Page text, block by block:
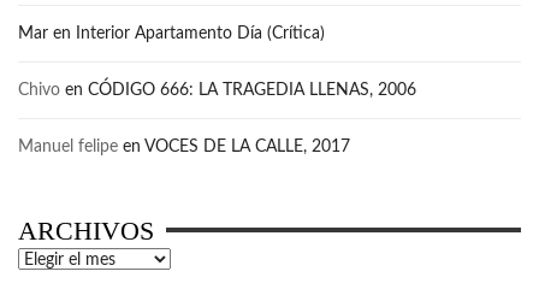
Mar en Interior Apartamento Día (Crítica)
Chivo en CÓDIGO 666: LA TRAGEDIA LLENAS, 2006
Manuel felipe en VOCES DE LA CALLE, 2017
ARCHIVOS
Archivos